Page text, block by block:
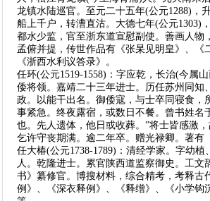
龙镇水陆巡官。至元二十五年(公元1288)，
船上千户，转漕直沽。大德七年(公元1303)
都水少监，官至浙东道宣慰副使。善画人物
孟俯并提，传世作品有《张杲见明皇》、《
《浙西水利议答录》。
任环(公元1519-1558)：字应乾，长治(今属
倭将领。嘉靖二十三年进士。历任苏州同知
政。以能干出名。御倭寇，与士卒同寝食，
事紧急。终夜露宿，或数日不餐。曾书姓名
也。先人遗体，他日或收葬。”将士皆感激，
乞许守丧期满。逾二年卒。赠光禄卿。著有
任大椿(公元1738-1789)：清经学家。字幼植
人。乾隆进士。累官陕西道监察御史。工文
书》纂修官。博搜材料，综合精考，考释古
例》、《深衣释例》、《释缯》、《小学钩